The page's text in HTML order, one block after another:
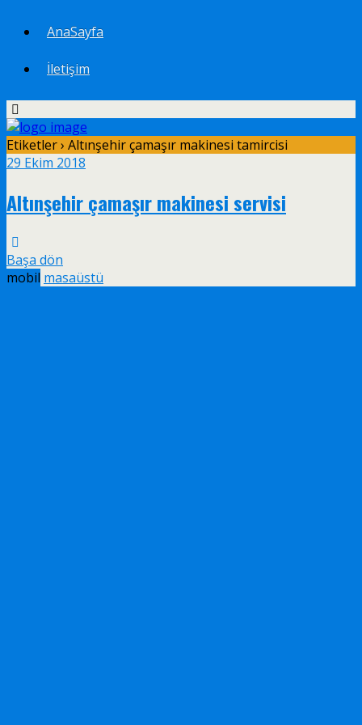
AnaSayfa
İletişim
Etiketler › Altınşehir çamaşır makinesi tamircisi
29 Ekim 2018
Altınşehir çamaşır makinesi servisi
Başa dön
mobil masaüstü